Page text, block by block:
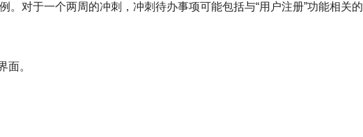
。对于一个两周的冲刺，冲刺待办事项可能包括与“用户注册”功能相关的
面。